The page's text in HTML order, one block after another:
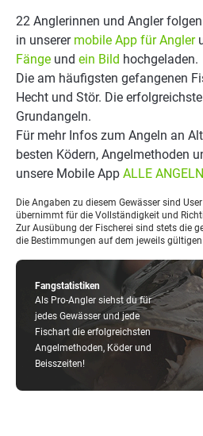
Fangstatistiken
Als Pro-Angler siehst du für
jedes Gewässer und jede
Fischart die erfolgreichsten
Angelmethoden, Köder und
Beisszeiten!
22 Anglerinnen und Angler
in unserer mobile App für Angler
Fänge und ein Bild hochgeladen.
Die am häufigsten gefangenen
Hecht und Stör. Die
Grundangeln.
Für mehr Infos zum Angeln an
besten Ködern, Angelmethoden
unsere Mobile App ALLE ANGELN
Die Angaben zu diesem Gewässer sind
übernimmt für die Vollständigkeit und
Zur Ausübung der Fischerei sind stets die
die Bestimmungen auf dem jeweils